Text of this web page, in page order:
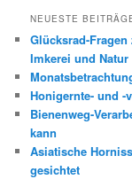
h
n
NEUESTE
Glücksrad-
Imkerei und Natur
Honigernte- und -
Bienenweg-
kann
Asiatische
gesichtet